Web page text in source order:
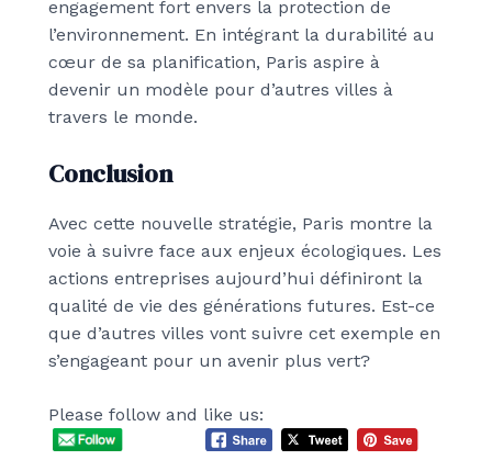
engagement fort envers la protection de
l’environnement. En intégrant la durabilité au
cœur de sa planification, Paris aspire à
devenir un modèle pour d’autres villes à
travers le monde.
Conclusion
Avec cette nouvelle stratégie, Paris montre la
voie à suivre face aux enjeux écologiques. Les
actions entreprises aujourd’hui définiront la
qualité de vie des générations futures. Est-ce
que d’autres villes vont suivre cet exemple en
s’engageant pour un avenir plus vert?
Please follow and like us: